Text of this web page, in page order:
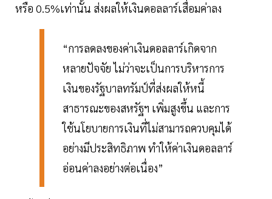
หรือ 0.5%เท่านั้น ส่งผลให้เงินดอลลาร์เสื่อมค่าลง
“การลดลงของค่าเงินดอลลาร์เกิดจาก
หลายปัจจัย ไม่ว่าจะเป็นการบริหารการ
เงินของรัฐบาลทรัมป์ที่ส่งผลให้หนี้
สาธารณะของสหรัฐฯ เพิ่มสูงขึ้น และการ
ใช้นโยบายการเงินที่ไม่สามารถควบคุมได้
อย่างมีประสิทธิภาพ ทำให้ค่าเงินดอลลาร์
อ่อนค่าลงอย่างต่อเนื่อง”